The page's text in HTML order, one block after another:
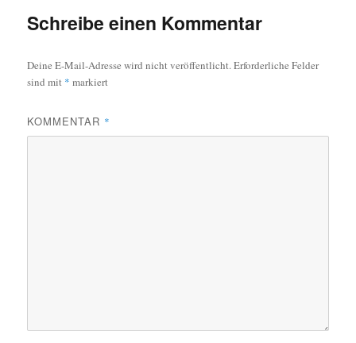
Schreibe einen Kommentar
Deine E-Mail-Adresse wird nicht veröffentlicht.Erforderliche Felder
sind mit * markiert
KOMMENTAR *